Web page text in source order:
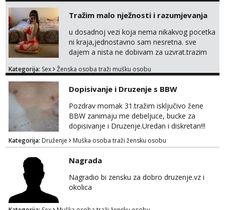
Tražim malo nježnosti i razumjevanja
u dosadnoj vezi koja nema nikakvog pocetka
ni kraja,jednostavno sam nesretna. sve
dajem a nista ne dobivam za uzvrat.trazim
trazim puno samo malo njeznosti i
poljupce po tijelu koji me jako
pale,obozavam kad muskarac preuzme
kontrolu . javi se :) Klikni na link ispod i nadji
me tamo, cekam te!
Kategorija: Sex Ženska osoba traži mušku osobu
Dopisivanje i Druzenje s BBW
Pozdrav momak 31.tražim isključivo žene
BBW zanimaju me debeljuce, bucke za
dopisivanje i Druzenje.Uredan i diskretan!!!
Kategorija: Druženje Muška osoba traži žensku osobu
Nagrada
Nagradio bi zensku za dobro druzenje.vz i
okolica